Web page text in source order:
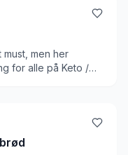
men her
for alle på Keto /
hvis du spiser